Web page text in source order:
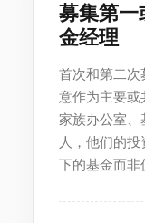
募集第一
金经理
首次和第二次
意作为主要
家族办公室、
人，他们的
下的基金而非